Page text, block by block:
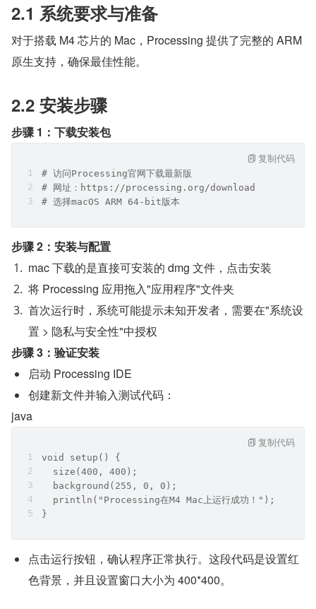
2.1 系统要求与准备
对于搭载 M4 芯片的 Mac，Processing 提供了完整的 ARM
原生支持，确保最佳性能。
2.2 安装步骤
步骤 1：下载安装包
# 访问Processing官网下载最新版
# 网址：https://processing.org/download
# 选择macOS ARM 64-bit版本
复制代码
步骤 2：安装与配置
mac 下载的是直接可安装的 dmg 文件，点击安装
将 Processing 应用拖入"应用程序"文件夹
首次运行时，系统可能提示未知开发者，需要在"系统设
置 > 隐私与安全性"中授权
步骤 3：验证安装
启动 Processing IDE
创建新文件并输入测试代码：
java
void setup() {
  size(400, 400);
  background(255, 0, 0);
  println("Processing在M4 Mac上运行成功！");
}
复制代码
点击运行按钮，确认程序正常执行。这段代码是设置红
色背景，并且设置窗口大小为 400*400。